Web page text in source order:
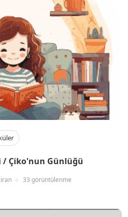
/ Çiko'nun Günlüğü
33 görüntülenme